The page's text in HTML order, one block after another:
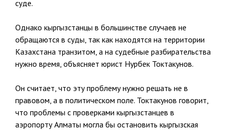
суде.
Однако кыргызстанцы в большинстве случаев не
обращаются в суды, так как находятся на территории
Казахстана транзитом, а на судебные разбирательства
нужно время, объясняет юрист Нурбек Токтакунов.
Он считает, что эту проблему нужно решать не в
правовом, а в политическом поле. Токтакунов говорит,
что проблемы с проверками кыргызстанцев в
аэропорту Алматы могла бы остановить кыргызская